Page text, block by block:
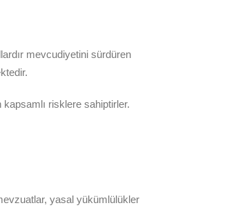
mevcudiyetini sürdüren
risklere sahiptirler.
yasal yükümlülükler